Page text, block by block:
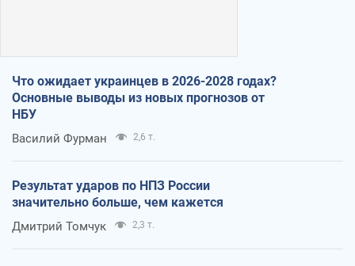
Что ожидает украинцев в 2026-2028 годах?
Основные выводы из новых прогнозов от
НБУ
Василий Фурман 2,6 т.
Результат ударов по НПЗ России
значительно больше, чем кажется
Дмитрий Томчук 2,3 т.